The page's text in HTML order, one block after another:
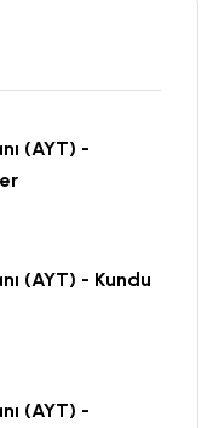
(AYT) -
(AYT) - Kundu
(AYT) -